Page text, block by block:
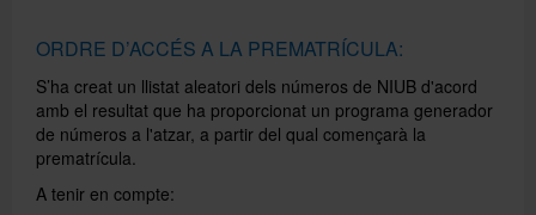
ORDRE D’ACCÉS A LA PREMATRÍCULA:
S’ha creat un llistat aleatori dels números de NIUB d'acord
amb el resultat que ha proporcionat un programa generador
de números a l'atzar, a partir del qual començarà la
prematrícula.
A tenir en compte: